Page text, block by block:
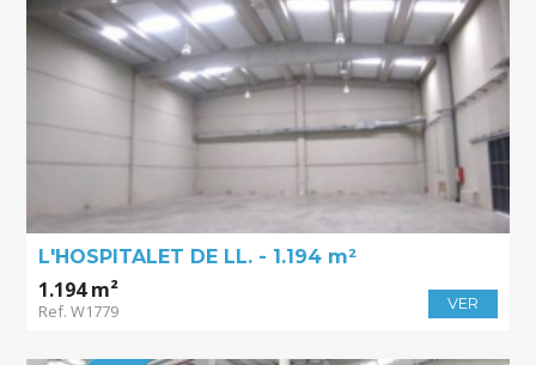
L'HOSPITALET DE LL. - 1.194 m²
1.194 m²
Ref. W1779 VER